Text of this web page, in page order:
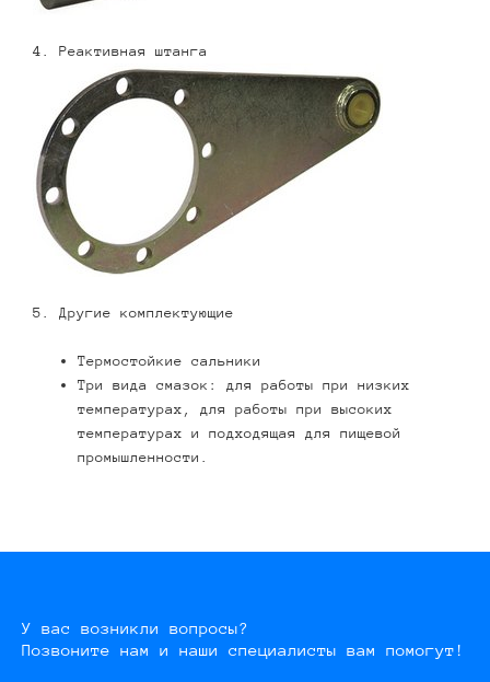
4. Реактивная штанга
5. Другие комплектующие
Термостойкие сальники
Три вида смазок: для работы при низких
температурах, для работы при высоких
температурах и подходящая для пищевой
промышленности.
У вас возникли вопросы?
Позвоните нам и наши специалисты вам помогут!